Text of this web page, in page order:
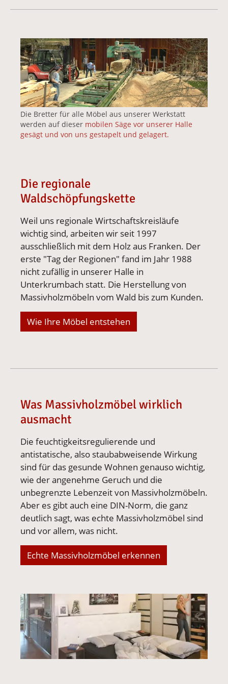
Vergrößerte Version anzeigen für Nussbaum auf
Die Bretter für alle Möbel aus unserer Werkstatt
werden auf dieser mobilen Säge vor unserer Halle
gesägt und von uns gestapelt und gelagert.
Die regionale
Waldschöpfungskette
Weil uns regionale Wirtschaftskreisläufe
wichtig sind, arbeiten wir seit 1997
ausschließlich mit dem Holz aus Franken. Der
erste "Tag der Regionen" fand im Jahr 1988
nicht zufällig in unserer Halle in
Unterkrumbach statt. Die Herstellung von
Massivholzmöbeln vom Wald bis zum Kunden.
Wie Ihre Möbel entstehen
Was Massivholzmöbel wirklich
ausmacht
Die feuchtigkeitsregulierende und
antistatische, also staubabweisende Wirkung
sind für das gesunde Wohnen genauso wichtig,
wie der angenehme Geruch und die
unbegrenzte Lebenzeit von Massivholzmöbeln.
Aber es gibt auch eine DIN-Norm, die ganz
deutlich sagt, was echte Massivholzmöbel sind
und vor allem, was nicht.
Echte Massivholzmöbel erkennen